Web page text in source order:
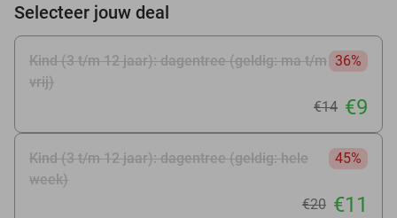
Selecteer jouw deal
Kind (3 t/m 12 jaar): dagentree (geldig: ma t/m
vrij)
36%
€14 €9
Kind (3 t/m 12 jaar): dagentree (geldig: hele
week)
45%
€20 €11